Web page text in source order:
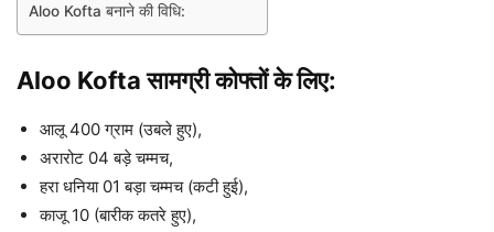
Aloo Kofta बनाने की विधि:
Aloo Kofta सामग्री कोफ्तों के लिए:
आलू 400 ग्राम (उबले हुए),
अरारोट 04 बड़े चम्मच,
हरा धनिया 01 बड़ा चम्मच (कटी हुई),
काजू 10 (बारीक कतरे हुए),